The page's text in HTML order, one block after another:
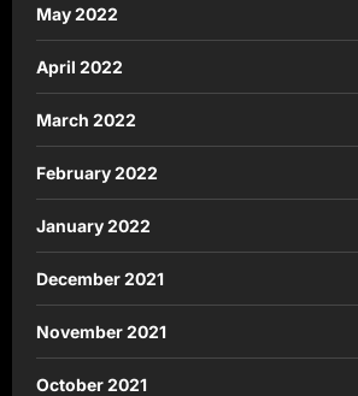
May 2022
April 2022
March 2022
February 2022
January 2022
December 2021
November 2021
October 2021